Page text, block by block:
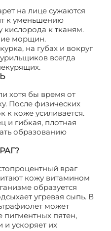
на лице сужаются
к уменьшению
кислорода к тканям.
морщин.
на губах и вокруг
всегда
хотя бы время от
После физических
к коже усиливается.
и гибкая, плотная
образованию
враг
кожу витамином
образуется
угревая сыпь. В
может
пигментных пятен,
и ускоряет их